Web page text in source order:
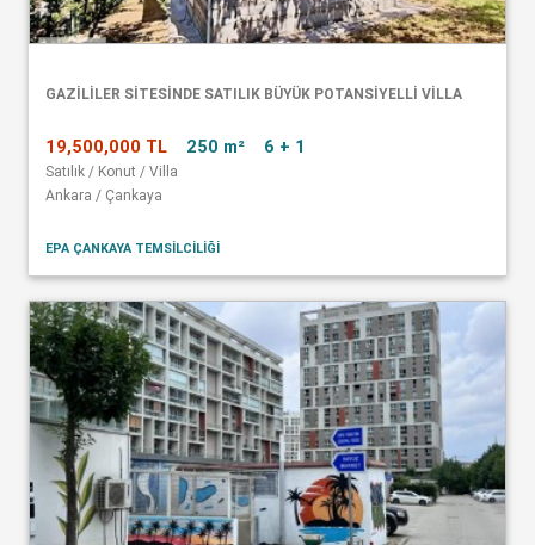
GAZİLİLER SİTESİNDE SATILIK BÜYÜK POTANSİYELLİ VİLLA
19,500,000 TL 250 m² 6 + 1
Satılık / Konut / Villa
Ankara / Çankaya
EPA ÇANKAYA TEMSİLCİLİĞİ